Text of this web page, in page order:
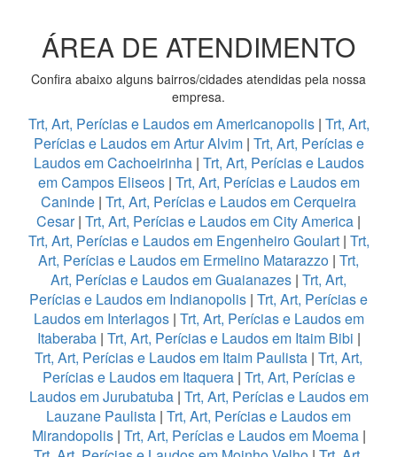
ÁREA DE ATENDIMENTO
Confira abaixo alguns bairros/cidades atendidas pela nossa
empresa.
Trt, Art, Perícias e Laudos em Americanopolis | Trt, Art,
Perícias e Laudos em Artur Alvim | Trt, Art, Perícias e
Laudos em Cachoeirinha| Trt, Art, Perícias e Laudos
em Campos Eliseos | Trt, Art, Perícias e Laudos em
Caninde | Trt, Art, Perícias e Laudos em Cerqueira
Cesar| Trt, Art, Perícias e Laudos em City America |
Trt, Art, Perícias e Laudos em Engenheiro Goulart | Trt,
Art, Perícias e Laudos em Ermelino Matarazzo | Trt,
Art, Perícias e Laudos em Guaianazes | Trt, Art,
Perícias e Laudos em Indianopolis | Trt, Art, Perícias e
Laudos em Interlagos| Trt, Art, Perícias e Laudos em
Itaberaba| Trt, Art, Perícias e Laudos em Itaim Bibi |
Trt, Art, Perícias e Laudos em Itaim Paulista | Trt, Art,
Perícias e Laudos em Itaquera| Trt, Art, Perícias e
Laudos em Jurubatuba| Trt, Art, Perícias e Laudos em
Lauzane Paulista | Trt, Art, Perícias e Laudos em
Mirandopolis| Trt, Art, Perícias e Laudos em Moema|